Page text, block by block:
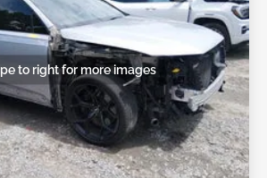
to right for more images